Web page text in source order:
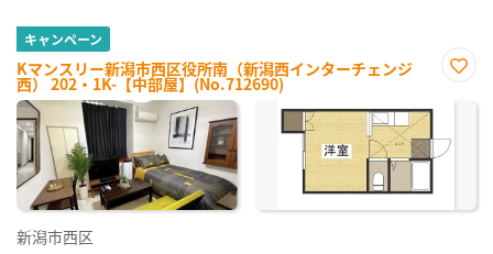
キャンペーン
Kマンスリー新潟市西区役所南（新潟西インターチェンジ
西） 202・1K-【中部屋】(No.712690)
に入
録
新潟市西区